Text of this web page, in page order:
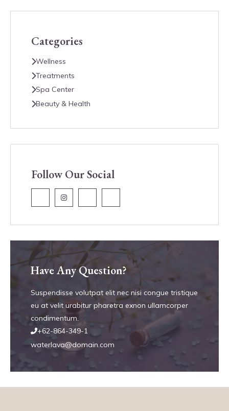
Categories
Wellness
Treatments
Spa Center
Beauty & Health
Follow Our Social
Have Any Question?
Suspendisse volutpat elit nec nisi congue tristique
eu at velit urabitur pharetra exnon ullamcorper
condimentum.
+62-864-349-1
waterlava@domain.com